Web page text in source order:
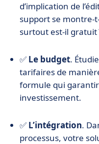
d’implication de
support se montre-
surtout est-il gratuit
✅ Le budget.
tarifaires de
formule qui
investissement.
✅ L’intégration.
processus, votre